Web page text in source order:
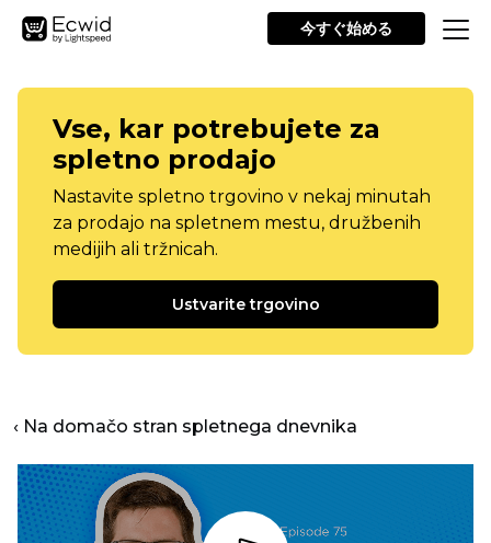
今すぐ始める
Vse, kar potrebujete za
spletno prodajo
Nastavite spletno trgovino v nekaj minutah
za prodajo na spletnem mestu, družbenih
medijih ali tržnicah.
Ustvarite trgovino
‹ Na domačo stran spletnega dnevnika